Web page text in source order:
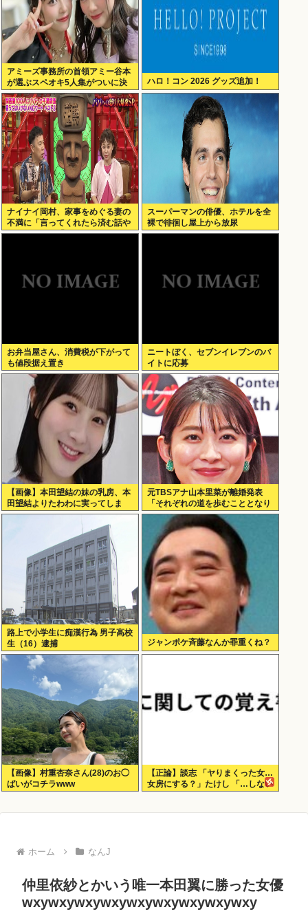
アミーズ事務所の首領アミー谷本
が選ぶスペオキ5人集がついに決
定してしまう
ハロ！コン 2026 グッズ追加！
ナイナイ岡村、家事をめぐる妻の
不満に「言ってくれたら済む話や
ん」になるみ「バイトやったらク
スーパーマンの俳優、ホテルを全
裸で徘徊し屋上から放尿
お弁当屋さん、消費税が下がって
も値段据え置き
ニートぼく、セブンイレブンのバ
イトに応募
【画像】本田望結の妹の乳房、本
田望結よりたわわに実ってしま
う！
元TBSアナ山本里菜が離婚発表
「それぞれの道を歩むこととなり
ました」
路上で小学生に痴漢行為 男子高校
生（16）逮捕
ジャンポケ斉藤なんか罪重くね？
【画像】村重杏奈さん(28)のお◯
ぱいがコチラwww
【正論】談志 「ヤりまくった女…
女房にする？」たけし 「…しない
ホーム なんJ
仲里依紗とかいう唯一本田翼に勝った女優
wxywxywxywxywxywxywxywxywxy